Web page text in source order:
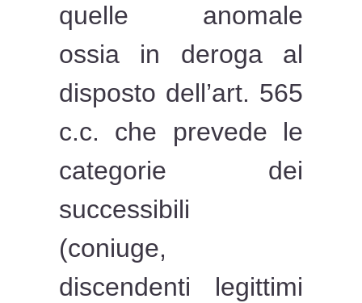
quelle anomale
ossia in deroga al
disposto dell’art. 565
c.c. che prevede le
categorie dei
successibili
(coniuge,
discendenti legittimi